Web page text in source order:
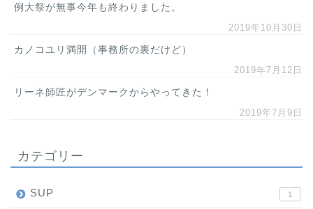
例大祭が無事今年も終わりました。
2019年10月30日
カノコユリ満開（事務所の裏だけど）
2019年7月12日
リーネ師匠がデンマークからやってきた！
2019年7月9日
カテゴリー
SUP 1